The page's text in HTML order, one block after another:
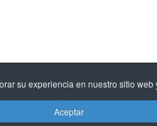
su experiencia en nuestro sitio web
Aceptar